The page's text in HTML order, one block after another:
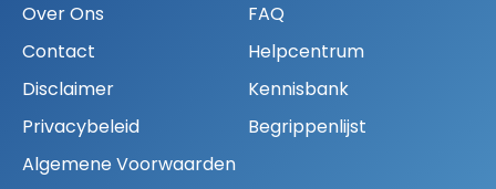
Over Ons
Contact
Disclaimer
Privacybeleid
Algemene Voorwaarden
FAQ
Helpcentrum
Kennisbank
Begrippenlijst